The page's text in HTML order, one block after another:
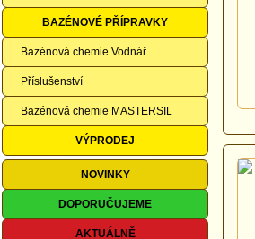
BAZÉNOVÉ PŘÍPRAVKY
Bazénová chemie Vodnář
Příslušenství
Bazénová chemie MASTERSIL
VÝPRODEJ
NOVINKY
DOPORUČUJEME
AKTUÁLNĚ